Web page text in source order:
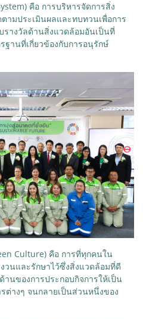
คือ การบริหารจัดการสิ่ง
ามประเมินผลและทบทวนเพื่อการ
รางวัลด้านสิ่งแวดล้อมอันเป็นที่
ฐานที่เกี่ยวข้องกับการอนุรักษ์
Culture) คือ การที่ทุกคนใน
วนและรักษาไว้ซึ่งสิ่งแวดล้อมที่ดี
นของการประกอบกิจการให้เป็น
ต่างๆ จนกลายเป็นส่วนหนึ่งของ